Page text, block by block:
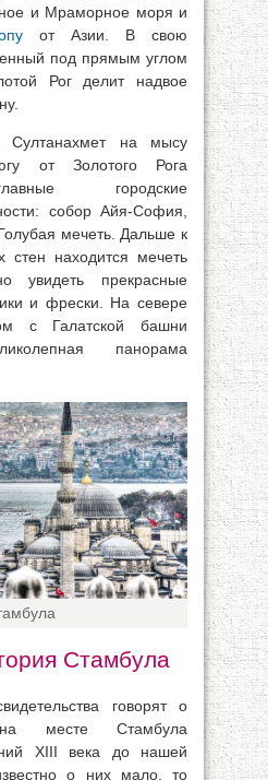
и Мраморное моря и
от Азии. В свою
под прямым углом
Рог делит надвое
Султанахмет на мысу
от Золотого Рога
городские
собор Айя-София,
мечеть. Дальше к
стен находится мечеть
увидеть прекрасные
и фрески. На севере
с Галатской башни
панорама
Стамбула
говорят о
на месте Стамбула
XIII века до нашей
о них мало, то